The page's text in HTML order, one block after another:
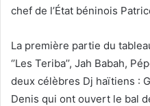
chef de l’État béninois
La première partie du
‘’Les Teriba’’, Jah Babah,
deux célèbres Dj haïtiens :
Denis qui ont ouvert le bal